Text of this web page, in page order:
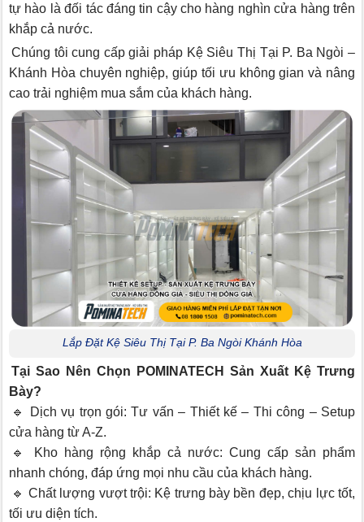
tự hào là đối tác đáng tin cậy cho hàng nghìn cửa hàng trên
khắp cả nước.
Chúng tôi cung cấp giải pháp Kệ Siêu Thị Tại P. Ba Ngòi –
Khánh Hòa chuyên nghiệp, giúp tối ưu không gian và nâng
cao trải nghiệm mua sắm của khách hàng.
Lắp Đặt Kệ Siêu Thị Tại P. Ba Ngòi Khánh Hòa
Tại Sao Nên Chọn POMINATECH Sản Xuất Kệ Trưng
Bày?
🔹 Dịch vụ trọn gói: Tư vấn – Thiết kế – Thi công – Setup
cửa hàng từ A-Z.
🔹 Kho hàng rộng khắp cả nước: Cung cấp sản phẩm
nhanh chóng, đáp ứng mọi nhu cầu của khách hàng.
🔹 Chất lượng vượt trội: Kệ trưng bày bền đẹp, chịu lực tốt,
tối ưu diện tích.